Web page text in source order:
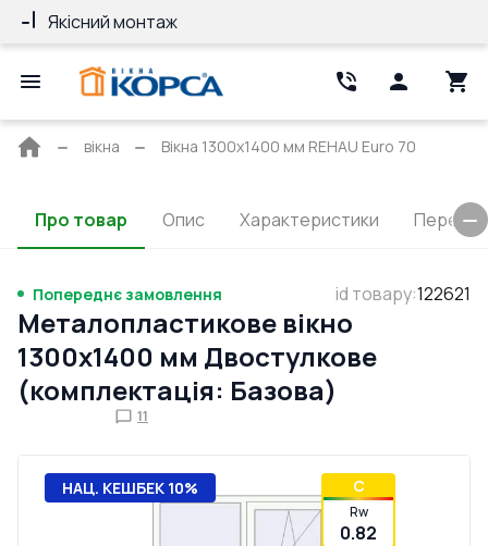
Якісний монтаж
Головна
вікна Вікна 1300x1400 мм REHAU Euro 70
Про товар Опис Характеристики
Попереднє замовлення id товару:122621
Металопластикове вікно
1300x1400 мм Двостулкове
(комплектація: Базова)
11
НАЦ. КЕШБЕК 10% C
Rw
0.82